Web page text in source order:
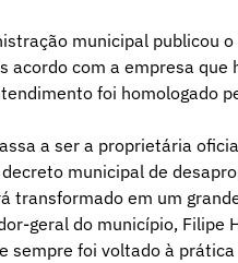
municipal publicou
com a empresa
foi homologado
a ser a proprietária
municipal de
em um
geral do município, Filipe
sempre foi voltado à